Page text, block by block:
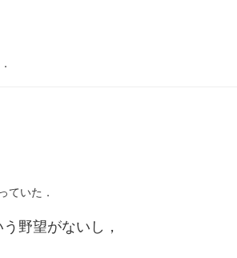
ていた．
野望がないし，